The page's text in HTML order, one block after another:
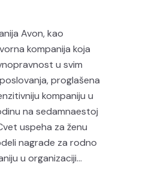
Avon, kao
kompanija koja
u svim
proglašena
kompaniju u
na sedamnaestoj
uspeha za ženu
nagrade za rodno
u organizaciji...